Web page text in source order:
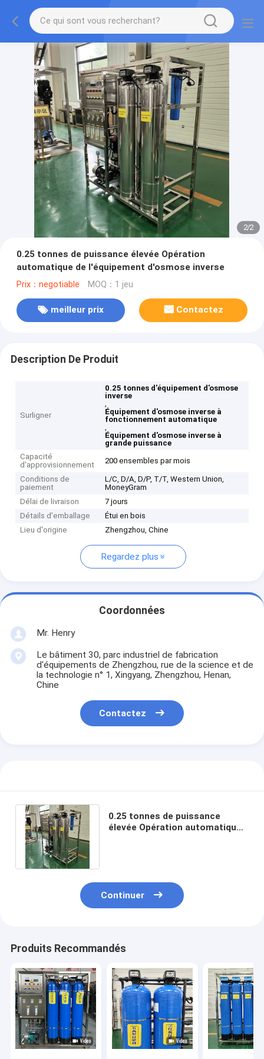
2/2
0.25 tonnes de puissance élevée Opération
automatique de l'équipement d'osmose inverse
Prix：negotiable MOQ：1 jeu
meilleur prix Contactez
Description De Produit
Surligner
0.25 tonnes d'équipement d'osmose
inverse
,
Équipement d'osmose inverse à
fonctionnement automatique
,
Équipement d'osmose inverse à
grande puissance
Capacité
d'approvisionnement
200 ensembles par mois
Conditions de
paiement
L/C, D/A, D/P, T/T, Western Union,
MoneyGram
Délai de livraison
7 jours
Détails d'emballage
Étui en bois
Lieu d'origine
Zhengzhou, Chine
Regardez plus
Coordonnées
Mr. Henry
Le bâtiment 30, parc industriel de fabrication
d'équipements de Zhengzhou, rue de la science et de
la technologie n° 1, Xingyang, Zhengzhou, Henan,
Chine
Contactez
0.25 tonnes de puissance
élevée Opération automatique
Continuer
Produits Recommandés